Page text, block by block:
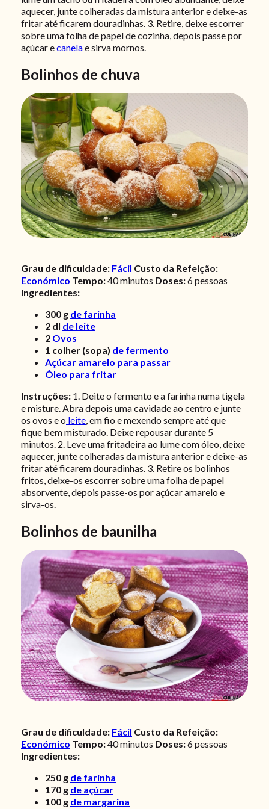
aquecer, junte colheradas da mistura anterior e deixe-as
fritar até ficarem douradinhas. 3. Retire, deixe escorrer
sobre uma folha de papel de cozinha, depois passe por
açúcar ecanelae sirva mornos.
Bolinhos de chuva
Grau de dificuldade: Fácil Custo da Refeição:
Económico Tempo:40minutos Doses:6 pessoas
Ingredientes:
300 g de farinha
2 dl de leite
2 Ovos
1 colher (sopa) de fermento
Açúcar amarelo para passar
Óleo para fritar
Instruções: 1. Deite o fermento e a farinha numa tigela
e misture. Abra depois uma cavidade ao centro e junte
os ovos e o leite , em fio e mexendo sempre até que
fique bem misturado. Deixe repousar durante 5
minutos. 2. Leve uma fritadeira ao lume com óleo, deixe
aquecer, junte colheradas da mistura anterior e deixe-as
fritar até ficarem douradinhas. 3. Retire os bolinhos
fritos, deixe-os escorrer sobre uma folha de papel
absorvente, depois passe-os por açúcar amarelo e
sirva-os.
Bolinhos de baunilha
Grau de dificuldade: Fácil Custo da Refeição:
Económico Tempo:40minutos Doses:6 pessoas
Ingredientes:
250 g de farinha
170 g de açúcar
100 g de margarina